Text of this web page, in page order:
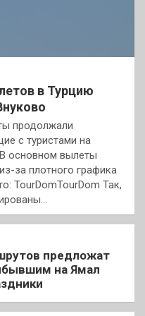
в Турцию
продолжали
с туристами на
основном вылеты
за плотного графика
TourDomTourDom Так,
предложат
на Ямал